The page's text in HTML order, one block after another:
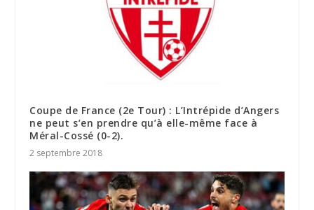
Coupe de France (2e Tour) : L’Intrépide d’Angers
ne peut s’en prendre qu’à elle-même face à
Méral-Cossé (0-2).
2 septembre 2018